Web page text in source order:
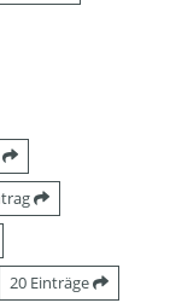
20 Einträge